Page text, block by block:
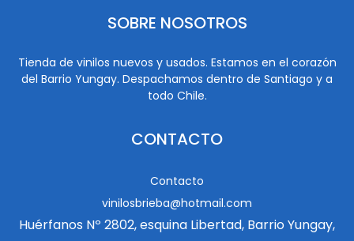
SOBRE NOSOTROS
Tienda de vinilos nuevos y usados. Estamos en el corazón
del Barrio Yungay. Despachamos dentro de Santiago y a
todo Chile.
CONTACTO
Contacto
vinilosbrieba@hotmail.com
Huérfanos Nº 2802, esquina Libertad, Barrio Yungay,